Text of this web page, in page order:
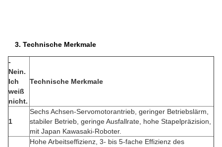
3. Technische Merkmale
-
Nein.
Ich
weiß
nicht.
Technische Merkmale
1
Sechs Achsen-Servomotorantrieb, geringer Betriebslärm,
stabiler Betrieb, geringe Ausfallrate, hohe Stapelpräzision,
mit Japan Kawasaki-Roboter.
Hohe Arbeitseffizienz, 3- bis 5-fache Effizienz des